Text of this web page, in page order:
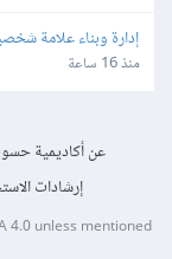
إدارة وبناء علامة
منذ 16 ساعة
عن أكاديمية
إرشادات
4.0unless mentioned